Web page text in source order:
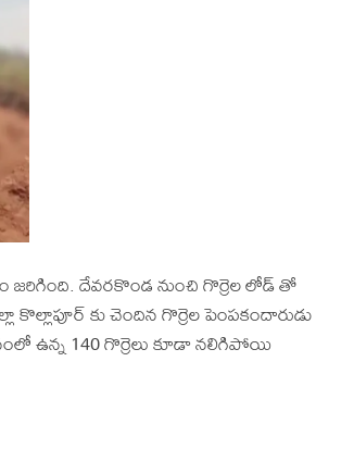
జరిగింది. దేవరకొండ నుంచి గొర్రెల లోడ్ తో
కొల్లాపూర్ కు చెందిన గొర్రెల పెంపకందారుడు
ఉన్న 140 గొర్రెలు కూడా నలిగిపోయి